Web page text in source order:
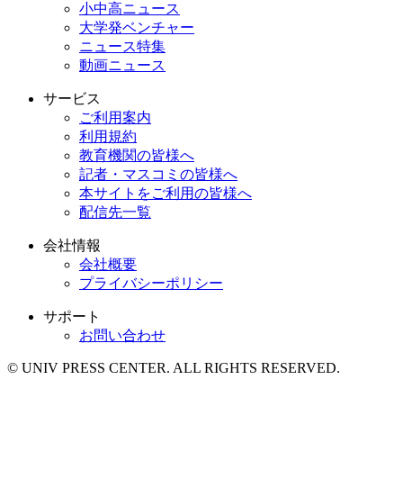
小中高ニュース
大学発ベンチャー
ニュース特集
動画ニュース
サービス
ご利用案内
利用規約
教育機関の皆様へ
記者・マスコミの皆様へ
本サイトをご利用の皆様へ
配信先一覧
会社情報
会社概要
プライバシーポリシー
サポート
お問い合わせ
© UNIV PRESS CENTER. ALL RIGHTS RESERVED.